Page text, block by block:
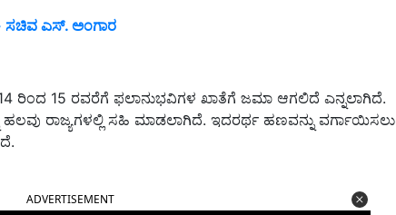
ಸಚಿವ ಎಸ್. ಅಂಗಾರ
ರಿಂದ 15 ರವರೆಗೆ ಫಲಾನುಭವಿಗಳ ಖಾತೆಗೆ ಜಮಾ ಆಗಲಿದೆ ಎನ್ನಲಾಗಿದೆ.
ರಾಜ್ಯಗಳಲ್ಲಿ ಸಹಿ ಮಾಡಲಾಗಿದೆ. ಇದರರ್ಥ ಹಣವನ್ನು ವರ್ಗಾಯಿಸಲು